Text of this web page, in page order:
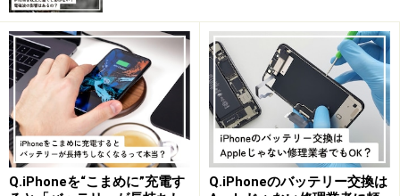
Q.iPhoneを“こまめに”充電す
Q.iPhoneのバッテリー交換は